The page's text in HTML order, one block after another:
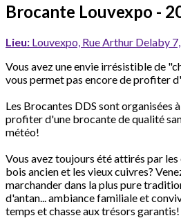
Brocante Louvexpo -
Lieu: Louvexpo, Rue Arthur Delaby
Vous avez une envie irrésistible de
vous permet pas encore de profiter
Les Brocantes DDS sont organisées
profiter d'une brocante de qualité
météo!
Vous avez toujours été attirés par
bois ancien et les vieux cuivres?
marchander dans la plus pure
d'antan... ambiance familiale et
temps et chasse aux trésors garantis!